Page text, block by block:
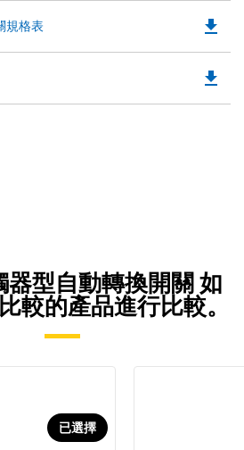
規格表
a
file_download
file_download
器型自動轉換開關 如
較的產品進行比較。
已選擇